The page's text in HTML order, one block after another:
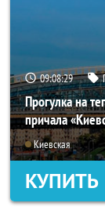
09:08:25
Прогулка на
причала
Киевская
КУПИТЬ